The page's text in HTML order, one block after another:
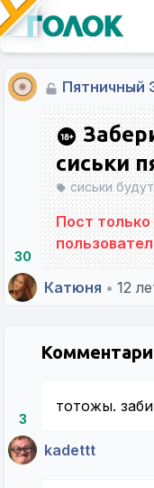
Пятничный
30
сиськи
сиськи
Пост
Катюня • 12
3
тотожы.
kadettt